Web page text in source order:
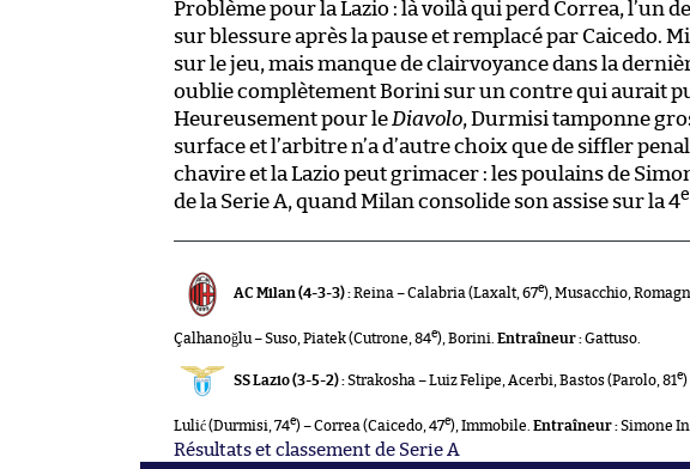
Problème pour la Lazio : là voilà qui perd Correa, l’un
sur blessure après la pause et remplacé par Caicedo.
sur le jeu, mais manque de clairvoyance dans la
oublie complètement Borini sur un contre qui aurait
Heureusement pour le Diavolo, Durmisi tamponne
surface et l’arbitre n’a d’autre choix que de siffler
chavire et la Lazio peut grimacer : les poulains de
de la Serie A, quand Milan consolide son assise sur la 4e
AC Milan (4-3-3) :Reina – Calabria (Laxalt, 67e), Musacchio,
Çalhanoğlu – Suso, Piatek (Cutrone, 84e), Borini. Entraîneur :Gattuso.
SS Lazio (3-5-2) :Strakosha – Luiz Felipe, Acerbi, Bastos (Parolo, 81e
Lulić (Durmisi, 74e) – Correa (Caicedo, 47e), Immobile. Entraîneur :Simone
Résultats et classement de Serie A